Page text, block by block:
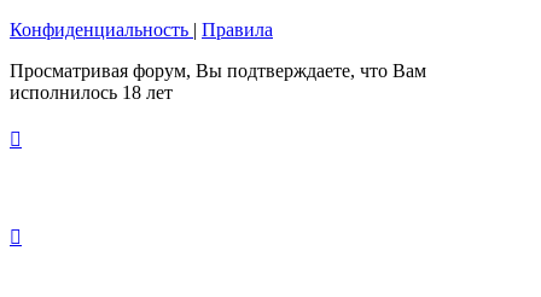
Конфиденциальность | Правила
Просматривая форум, Вы подтверждаете, что Вам
исполнилось 18 лет